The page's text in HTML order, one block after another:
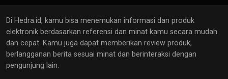
Di Hedra.id, kamu bisa menemukan informasi dan produk
elektronik berdasarkan referensi dan minat kamu secara mudah
dan cepat. Kamu juga dapat memberikan review produk,
berlangganan berita sesuai minat dan berinteraksi dengan
pengunjung lain.